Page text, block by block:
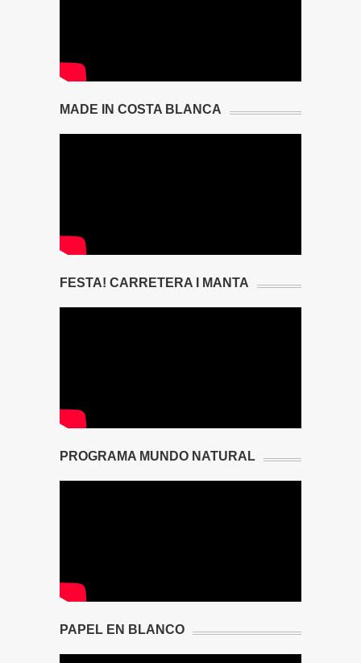
MADE IN COSTA BLANCA
FESTA! CARRETERA I MANTA
PROGRAMA MUNDO NATURAL
PAPEL EN BLANCO